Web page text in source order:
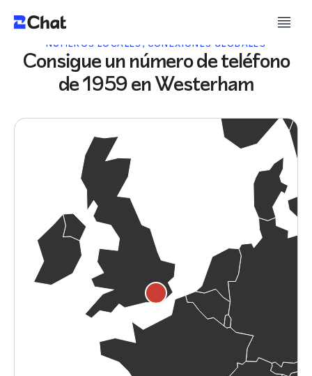
NÚMEROS LOCALES, CONEXIONES GLOBALES
Consigue un número de teléfono
de 1959 en Westerham